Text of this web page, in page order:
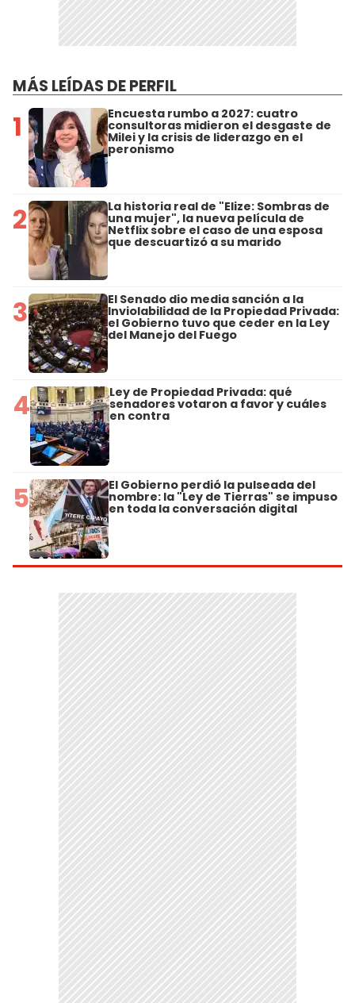
MÁS LEÍDAS DE PERFIL
1 Encuesta rumbo a 2027: cuatro
consultoras midieron el desgaste de
Milei y la crisis de liderazgo en el
peronismo
2 La historia real de "Elize: Sombras de
una mujer", la nueva película de
Netflix sobre el caso de una esposa
que descuartizó a su marido
3 El Senado dio media sanción a la
Inviolabilidad de la Propiedad Privada:
el Gobierno tuvo que ceder en la Ley
del Manejo del Fuego
4 Ley de Propiedad Privada: qué
senadores votaron a favor y cuáles
en contra
5 El Gobierno perdió la pulseada del
nombre: la "Ley de Tierras" se impuso
en toda la conversación digital